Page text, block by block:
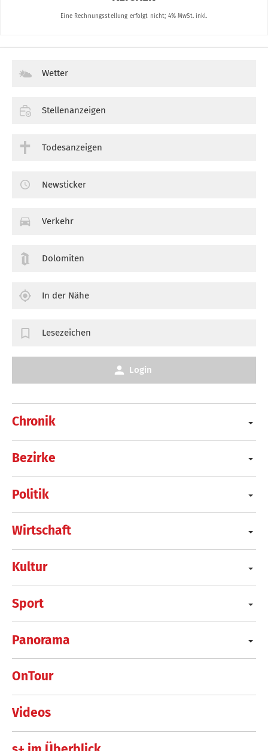
Chronik
Bezirke
Politik
Wirtschaft
Kultur
Sport
Panorama
OnTour
Videos
Wetter
Stellenanzeigen
Todesanzeigen
Newsticker
Verkehr
Dolomiten
In der Nähe
Lesezeichen
Login